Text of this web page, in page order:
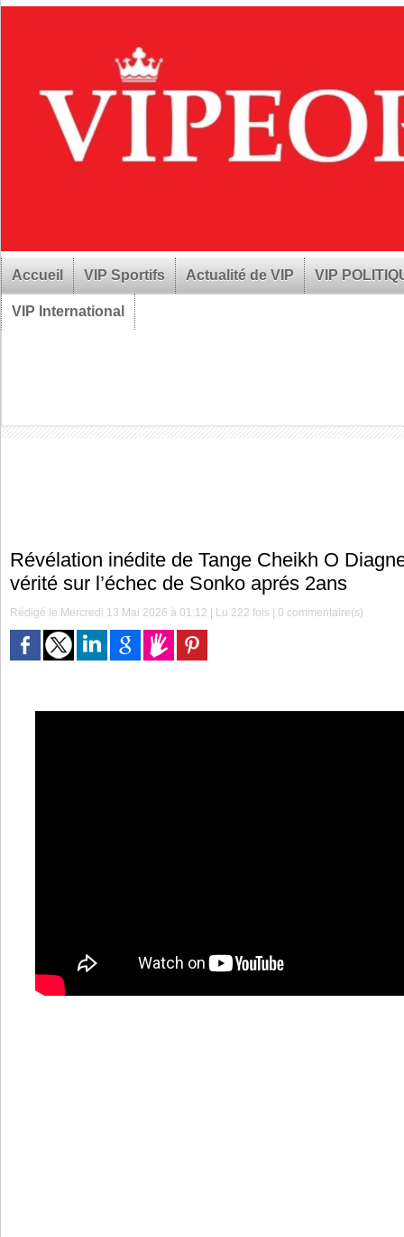
Accueil VIP Sportifs Actualité de VIP VIP
VIP International
Révélation inédite de Tange Cheikh O
vérité sur l’échec de Sonko aprés 2ans
Rédigé le Mercredi 13 Mai 2026 à 01:12 | Lu 222 fois |0 commentaire(s)